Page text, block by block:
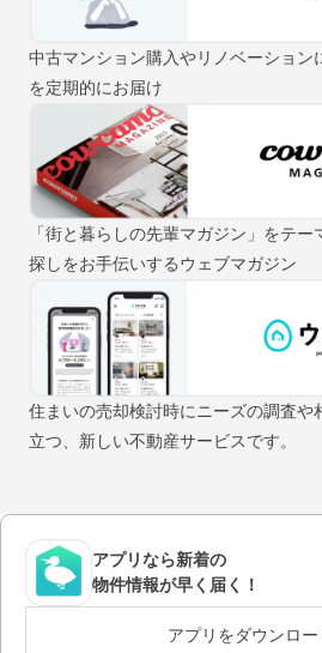
中古マンション購入やリノベーション
を定期的にお届け
「街と暮らしの先輩マガジン」をテ
探しをお手伝いするウェブマガジン
住まいの売却検討時にニーズの調査や
立つ、新しい不動産サービスです。
アプリなら新着の
物件情報が早く届く！
アプリをダウンロー